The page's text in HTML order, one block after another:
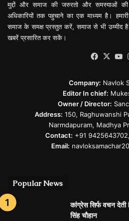
मुद्दों और समाज की जरुरतो और समस्याओं की
अधिकारियों तक पहुचाने का एक माध्यम है।
समाज के समक्ष प्रस्तुत करें, समाज से भी उम्मीद है
खबरें प्रसारित कर सकें।
X
Company: Navlok
Editor In chief:
Owner / Director:
Address: 150, Raghuwanshi
Narmdapuram, Madhya
Contact: +91
Email:
Popular News
कांग्रेस सिर्फ वचन देती
सिंह चौहान